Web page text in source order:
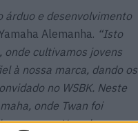
árduo e desenvolvimento
Alemanha. “Isto
onde cultivamos jovens
à nossa marca, dando os
no WSBK. Neste
onde Twan foi
se para a Yamaha